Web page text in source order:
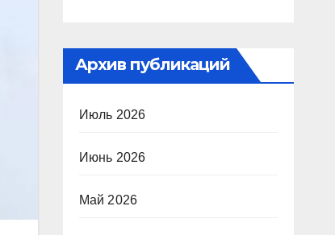
Архив публикаций
Июль 2026
Июнь 2026
Май 2026